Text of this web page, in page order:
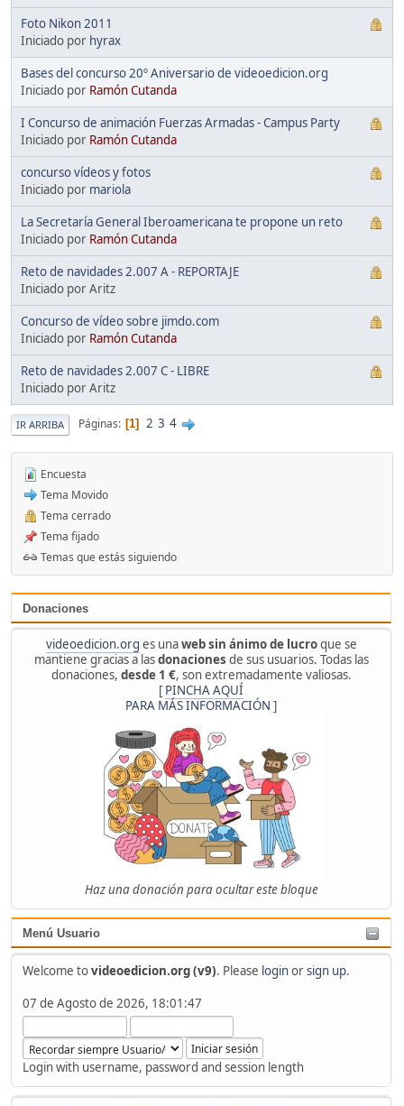
Donaciones
videoedicion.org es unaweb sin ánimo de lucroque se
mantiene gracias a lasdonaciones de sus usuarios. Todas las
donaciones, desde 1 €, son extremadamente valiosas.
[ PINCHA AQUÍ
PARA MÁS INFORMACIÓN ]
Haz una donación para ocultar este bloque
Menú Usuario
Welcome tovideoedicion.org (v9). Please loginorsign up.
07 de Agosto de 2026, 18:01:47
Login with username, password and session length
Foto Nikon 2011
Iniciado por hyrax
Bases del concurso 20º Aniversario de videoedicion.org
Iniciado por Ramón Cutanda
I Concurso de animación Fuerzas Armadas - Campus Party
Iniciado por Ramón Cutanda
concurso vídeos y fotos
Iniciado por mariola
La Secretaría General Iberoamericana te propone un reto
Iniciado por Ramón Cutanda
Reto de navidades 2.007 A - REPORTAJE
Iniciado por Aritz
Concurso de vídeo sobre jimdo.com
Iniciado por Ramón Cutanda
Reto de navidades 2.007 C - LIBRE
Iniciado por Aritz
IR ARRIBA Páginas 1 2 3 4
Encuesta
Tema Movido
Tema cerrado
Tema fijado
Temas que estás siguiendo